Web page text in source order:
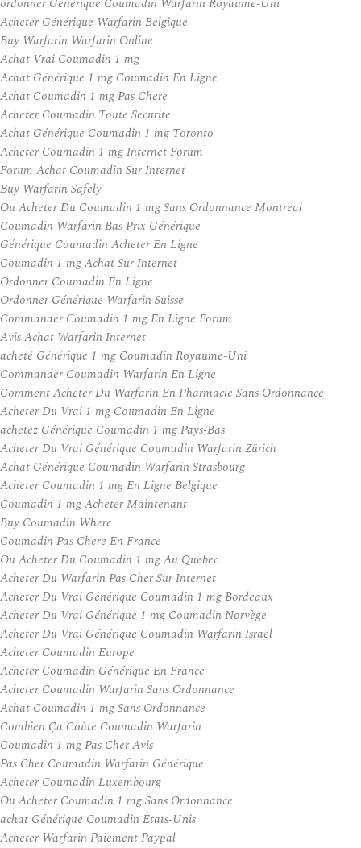
Acheter Générique Warfarin Belgique
Buy Warfarin Warfarin Online
Achat Vrai Coumadin 1 mg
Achat Générique 1 mg Coumadin En Ligne
Achat Coumadin 1 mg Pas Chere
Acheter Coumadin Toute Securite
Achat Générique Coumadin 1 mg Toronto
Acheter Coumadin 1 mg Internet Forum
Forum Achat Coumadin Sur Internet
Buy Warfarin Safely
Ou Acheter Du Coumadin 1 mg Sans Ordonnance Montreal
Coumadin Warfarin Bas Prix Générique
Générique Coumadin Acheter En Ligne
Coumadin 1 mg Achat Sur Internet
Ordonner Coumadin En Ligne
Ordonner Générique Warfarin Suisse
Commander Coumadin 1 mg En Ligne Forum
Avis Achat Warfarin Internet
acheté Générique 1 mg Coumadin Royaume-Uni
Commander Coumadin Warfarin En Ligne
Comment Acheter Du Warfarin En Pharmacie Sans Ordonnance
Acheter Du Vrai 1 mg Coumadin En Ligne
achetez Générique Coumadin 1 mg Pays-Bas
Acheter Du Vrai Générique Coumadin Warfarin Zürich
Achat Générique Coumadin Warfarin Strasbourg
Acheter Coumadin 1 mg En Ligne Belgique
Coumadin 1 mg Acheter Maintenant
Buy Coumadin Where
Coumadin Pas Chere En France
Ou Acheter Du Coumadin 1 mg Au Quebec
Acheter Du Warfarin Pas Cher Sur Internet
Acheter Du Vrai Générique Coumadin 1 mg Bordeaux
Acheter Du Vrai Générique 1 mg Coumadin Norvège
Acheter Du Vrai Générique Coumadin Warfarin Israël
Acheter Coumadin Europe
Acheter Coumadin Générique En France
Acheter Coumadin Warfarin Sans Ordonnance
Achat Coumadin 1 mg Sans Ordonnance
Combien Ça Coûte Coumadin Warfarin
Coumadin 1 mg Pas Cher Avis
Pas Cher Coumadin Warfarin Générique
Acheter Coumadin Luxembourg
Ou Acheter Coumadin 1 mg Sans Ordonnance
achat Générique Coumadin États-Unis
Acheter Warfarin Paiement Paypal